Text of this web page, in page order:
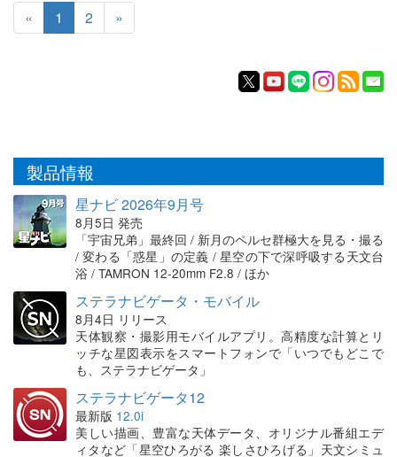
« 1 2 »
製品情報
星ナビ 2026年9月号
8月5日 発売
「宇宙兄弟」最終回 / 新月のペルセ群極大を見る・撮る
/ 変わる「惑星」の定義 / 星空の下で深呼吸する天文台
浴 / TAMRON 12-20mm F2.8 / ほか
ステラナビゲータ・モバイル
8月4日 リリース
天体観察・撮影用モバイルアプリ。高精度な計算とリ
ッチな星図表示をスマートフォンで「いつでもどこで
も、ステラナビゲータ」
ステラナビゲータ12
最新版 12.0i
美しい描画、豊富な天体データ、オリジナル番組エデ
ィタなど「星空ひろがる 楽しさひろげる」天文シミュ